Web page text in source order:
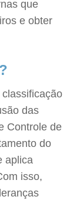
que
e obter
das
Controle de
do
aplica
isso,